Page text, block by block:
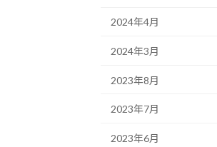
2024年4月
2024年3月
2023年8月
2023年7月
2023年6月